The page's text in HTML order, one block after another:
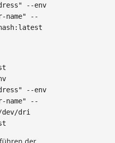
--env
name" --
--env
name" --
dev/dri